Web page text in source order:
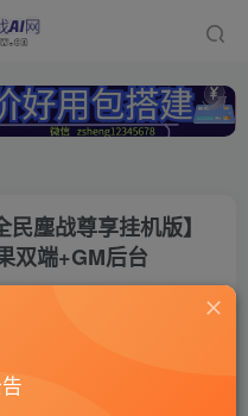
塵战尊享挂机版】
双端+GM后台
关注